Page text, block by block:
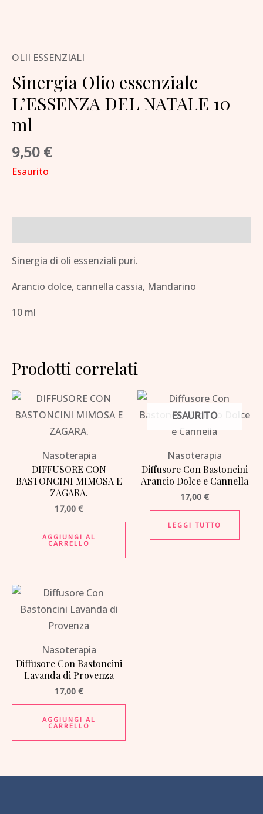
OLII ESSENZIALI
Sinergia Olio essenziale
L’ESSENZA DEL NATALE 10
ml
9,50 €
Esaurito
Sinergia di oli essenziali puri.
Arancio dolce, cannella cassia, Mandarino
10 ml
Prodotti correlati
Nasoterapia
DIFFUSORE CON
BASTONCINI MIMOSA E
ZAGARA.
17,00 €
AGGIUNGI AL
CARRELLO
ESAURITO
Nasoterapia
Diffusore Con Bastoncini
Arancio Dolce e Cannella
17,00 €
LEGGI TUTTO
Nasoterapia
Diffusore Con Bastoncini
Lavanda di Provenza
17,00 €
AGGIUNGI AL
CARRELLO